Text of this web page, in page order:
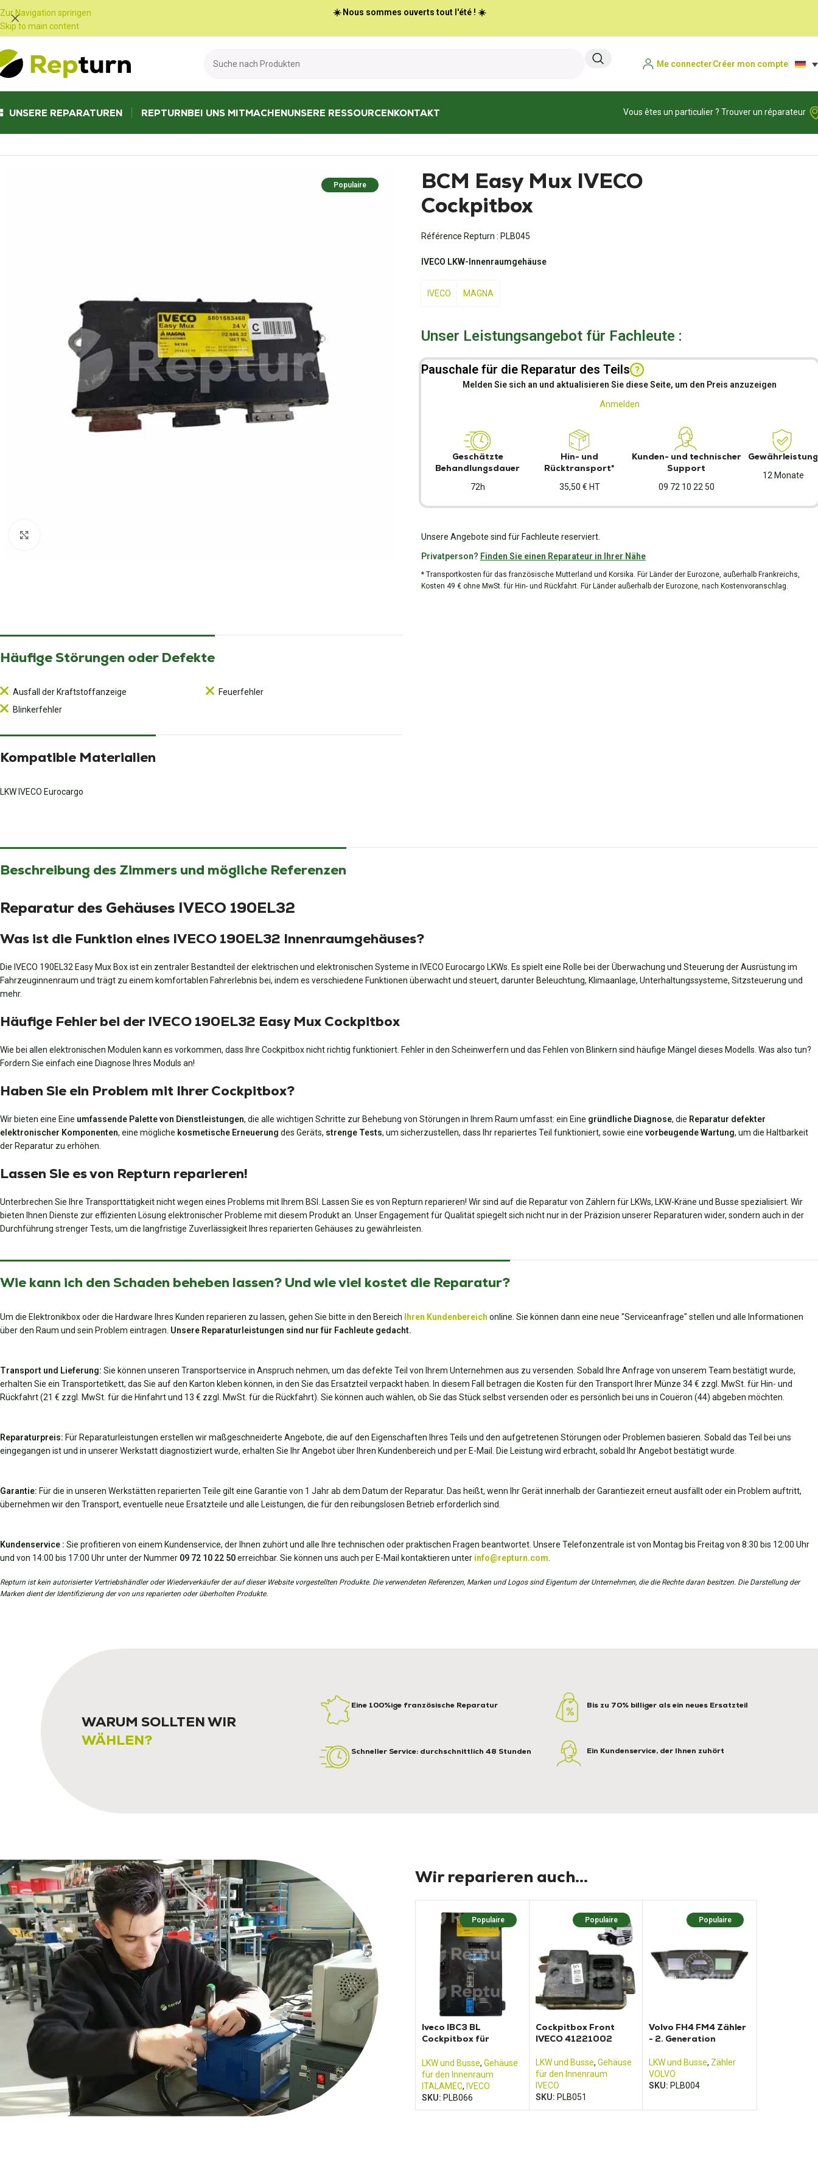
Zur Navigation springen
Skip to main content
☀️ Nous sommes ouverts tout l'été ! ☀️
Me connecterCréer mon compte
UNSERE REPARATUREN REPTURNBEI UNS MITMACHENUNSERE RESSOURCENKONTAKT
Vous êtes un particulier ? Trouver un réparateur
Populaire
BCM Easy Mux IVECO
Cockpitbox
Référence Repturn : PLB045
IVECO LKW-Innenraumgehäuse
IVECO MAGNA
Unser Leistungsangebot für Fachleute :
Pauschale für die Reparatur des Teils ?
Melden Sie sich an und aktualisieren Sie diese Seite, um den Preis anzuzeigen
Anmelden
Geschätzte
Behandlungsdauer
72h
Hin- und
Rücktransport*
35,50 € HT
Kunden- und technischer
Support
09 72 10 22 50
Gewährleistung
12 Monate
Unsere Angebote sind für Fachleute reserviert.
Privatperson? Finden Sie einen Reparateur in Ihrer Nähe
* Transportkosten für das französische Mutterland und Korsika. Für Länder der Eurozone, außerhalb Frankreichs,
Kosten 49 € ohne MwSt. für Hin- und Rückfahrt. Für Länder außerhalb der Eurozone, nach Kostenvoranschlag.
Häufige Störungen oder Defekte
Ausfall der Kraftstoffanzeige
Blinkerfehler
Feuerfehler
Kompatible Materialien
LKW IVECO Eurocargo
Beschreibung des Zimmers und mögliche Referenzen
Reparatur des Gehäuses IVECO 190EL32
Was ist die Funktion eines IVECO 190EL32 Innenraumgehäuses?
Die IVECO 190EL32 Easy Mux Box ist ein zentraler Bestandteil der elektrischen und elektronischen Systeme in IVECO Eurocargo LKWs. Es spielt eine Rolle bei der Überwachung und Steuerung der Ausrüstung im
Fahrzeuginnenraum und trägt zu einem komfortablen Fahrerlebnis bei, indem es verschiedene Funktionen überwacht und steuert, darunter Beleuchtung, Klimaanlage, Unterhaltungssysteme, Sitzsteuerung und
mehr.
Häufige Fehler bei der IVECO 190EL32 Easy Mux Cockpitbox
Wie bei allen elektronischen Modulen kann es vorkommen, dass Ihre Cockpitbox nicht richtig funktioniert. Fehler in den Scheinwerfern und das Fehlen von Blinkern sind häufige Mängel dieses Modells. Was also tun?
Fordern Sie einfach eine Diagnose Ihres Moduls an!
Haben Sie ein Problem mit Ihrer Cockpitbox?
Wir bieten eine Eine umfassende Palette von Dienstleistungen, die alle wichtigen Schritte zur Behebung von Störungen in Ihrem Raum umfasst: ein Eine gründliche Diagnose, die Reparatur defekter
elektronischer Komponenten, eine mögliche kosmetische Erneuerung des Geräts, strenge Tests, um sicherzustellen, dass Ihr repariertes Teil funktioniert, sowie eine vorbeugende Wartung, um die Haltbarkeit
der Reparatur zu erhöhen.
Lassen Sie es von Repturn reparieren!
Unterbrechen Sie Ihre Transporttätigkeit nicht wegen eines Problems mit Ihrem BSI. Lassen Sie es von Repturn reparieren! Wir sind auf die Reparatur von Zählern für LKWs, LKW-Kräne und Busse spezialisiert. Wir
bieten Ihnen Dienste zur effizienten Lösung elektronischer Probleme mit diesem Produkt an. Unser Engagement für Qualität spiegelt sich nicht nur in der Präzision unserer Reparaturen wider, sondern auch in der
Durchführung strenger Tests, um die langfristige Zuverlässigkeit Ihres reparierten Gehäuses zu gewährleisten.
Wie kann ich den Schaden beheben lassen? Und wie viel kostet die Reparatur?
Um die Elektronikbox oder die Hardware Ihres Kunden reparieren zu lassen, gehen Sie bitte in den Bereich Ihren Kundenbereich online. Sie können dann eine neue "Serviceanfrage" stellen und alle Informationen
über den Raum und sein Problem eintragen. Unsere Reparaturleistungen sind nur für Fachleute gedacht.
Transport und Lieferung: Sie können unseren Transportservice in Anspruch nehmen, um das defekte Teil von Ihrem Unternehmen aus zu versenden. Sobald Ihre Anfrage von unserem Team bestätigt wurde,
erhalten Sie ein Transportetikett, das Sie auf den Karton kleben können, in den Sie das Ersatzteil verpackt haben. In diesem Fall betragen die Kosten für den Transport Ihrer Münze 34 € zzgl. MwSt. für Hin- und
Rückfahrt (21 € zzgl. MwSt. für die Hinfahrt und 13 € zzgl. MwSt. für die Rückfahrt). Sie können auch wählen, ob Sie das Stück selbst versenden oder es persönlich bei uns in Couëron (44) abgeben möchten.
Reparaturpreis: Für Reparaturleistungen erstellen wir maßgeschneiderte Angebote, die auf den Eigenschaften Ihres Teils und den aufgetretenen Störungen oder Problemen basieren. Sobald das Teil bei uns
eingegangen ist und in unserer Werkstatt diagnostiziert wurde, erhalten Sie Ihr Angebot über Ihren Kundenbereich und per E-Mail. Die Leistung wird erbracht, sobald Ihr Angebot bestätigt wurde.
Garantie: Für die in unseren Werkstätten reparierten Teile gilt eine Garantie von 1 Jahr ab dem Datum der Reparatur. Das heißt, wenn Ihr Gerät innerhalb der Garantiezeit erneut ausfällt oder ein Problem auftritt,
übernehmen wir den Transport, eventuelle neue Ersatzteile und alle Leistungen, die für den reibungslosen Betrieb erforderlich sind.
Kundenservice : Sie profitieren von einem Kundenservice, der Ihnen zuhört und alle Ihre technischen oder praktischen Fragen beantwortet. Unsere Telefonzentrale ist von Montag bis Freitag von 8:30 bis 12:00 Uhr
und von 14:00 bis 17:00 Uhr unter der Nummer 09 72 10 22 50erreichbar. Sie können uns auch per E-Mail kontaktieren unter info@repturn.com
Repturn ist kein autorisierter Vertriebshändler oder Wiederverkäufer der auf dieser Website vorgestellten Produkte. Die verwendeten Referenzen, Marken und Logos sind Eigentum der Unternehmen, die die Rechte daran besitzen. Die Darstellung der
Marken dient der Identifizierung der von uns reparierten oder überholten Produkte.
WARUM SOLLTEN WIR
WÄHLEN?
Eine 100%ige französische Reparatur
Schneller Service: durchschnittlich 48 Stunden
Bis zu 70% billiger als ein neues Ersatzteil
Ein Kundenservice, der Ihnen zuhört
Wir reparieren auch...
Populaire
Iveco IBC3 BL
Cockpitbox für
LKW und Busse, Gehäuse
für den Innenraum
ITALAMEC, IVECO
SKU: PLB066
Populaire
Cockpitbox Front
IVECO 41221002
LKW und Busse, Gehäuse
für den Innenraum
IVECO
SKU: PLB051
Populaire
Volvo FH4 FM4 Zähler
- 2. Generation
LKW und Busse, Zähler
VOLVO
SKU: PLB004